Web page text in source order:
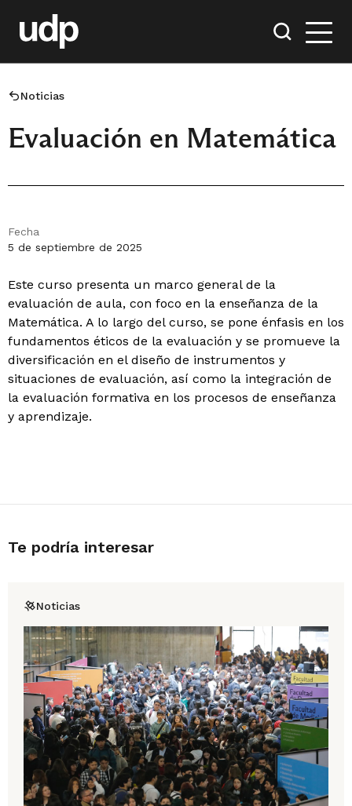
Noticias
Evaluación en Matemática
Fecha
5 de septiembre de 2025
Este curso presenta un marco general de la
evaluación de aula, con foco en la enseñanza de la
Matemática. A lo largo del curso, se pone énfasis en los
fundamentos éticos de la evaluación y se promueve la
diversificación en el diseño de instrumentos y
situaciones de evaluación, así como la integración de
la evaluación formativa en los procesos de enseñanza
y aprendizaje.
Te podría interesar
Noticias